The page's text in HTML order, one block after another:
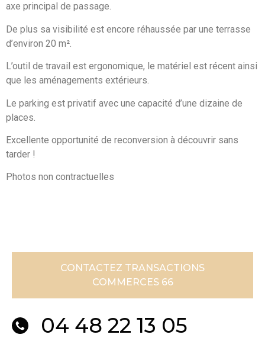
axe principal de passage.
De plus sa visibilité est encore réhaussée par une terrasse
d’environ 20 m².
L’outil de travail est ergonomique, le matériel est récent ainsi
que les aménagements extérieurs.
Le parking est privatif avec une capacité d’une dizaine de
places.
Excellente opportunité de reconversion à découvrir sans
tarder !
Photos non contractuelles
CONTACTEZ TRANSACTIONS
COMMERCES 66
04 48 22 13 05